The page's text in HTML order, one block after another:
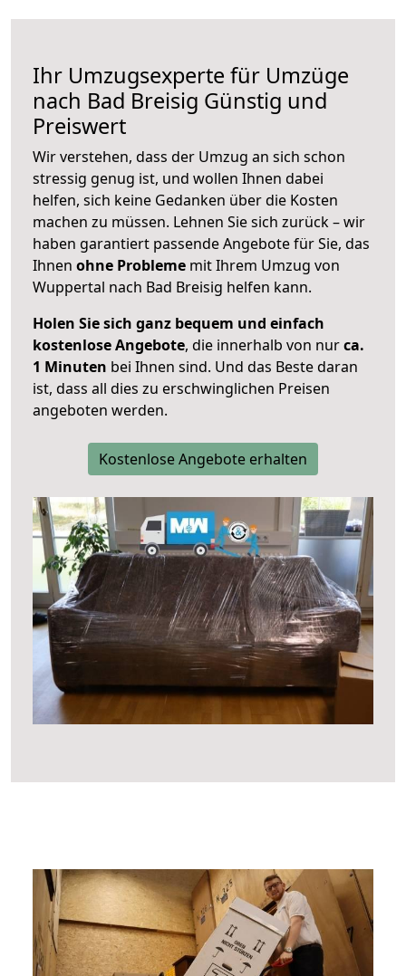
Ihr Umzugsexperte für Umzüge
nach Bad Breisig Günstig und
Preiswert
Wir verstehen, dass der Umzug an sich schon
stressig genug ist, und wollen Ihnen dabei
helfen, sich keine Gedanken über die Kosten
machen zu müssen. Lehnen Sie sich zurück – wir
haben garantiert passende Angebote für Sie, das
Ihnen ohne Probleme mit Ihrem Umzug von
Wuppertal nach Bad Breisig helfen kann.
Holen Sie sich ganz bequem und einfach
kostenlose Angebote, die innerhalb von nurca.
1 Minuten bei Ihnen sind. Und das Beste daran
ist, dass all dies zu erschwinglichen Preisen
angeboten werden.
Kostenlose Angebote erhalten